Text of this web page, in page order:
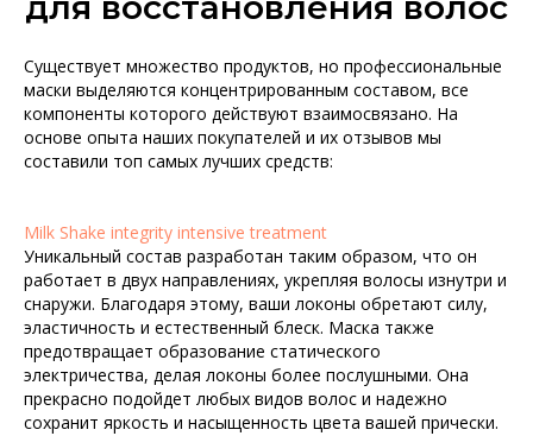
Существует множество продуктов, но профессиональные
маски выделяются концентрированным составом, все
компоненты которого действуют взаимосвязано. На
основе опыта наших покупателей и их отзывов мы
составили топ самых лучших средств:
Milk Shake integrity intensive treatment
Уникальный состав разработан таким образом, что он
работает в двух направлениях, укрепляя волосы изнутри и
снаружи. Благодаря этому, ваши локоны обретают силу,
эластичность и естественный блеск. Маска также
предотвращает образование статического
электричества, делая локоны более послушными. Она
прекрасно подойдет любых видов волос и надежно
сохранит яркость и насыщенность цвета вашей прически.